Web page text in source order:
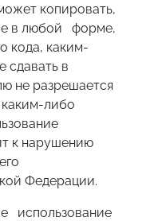
копировать,
в любой форме,
кода, каким-
сдавать в
не разрешается
либо
к нарушению
Федерации.